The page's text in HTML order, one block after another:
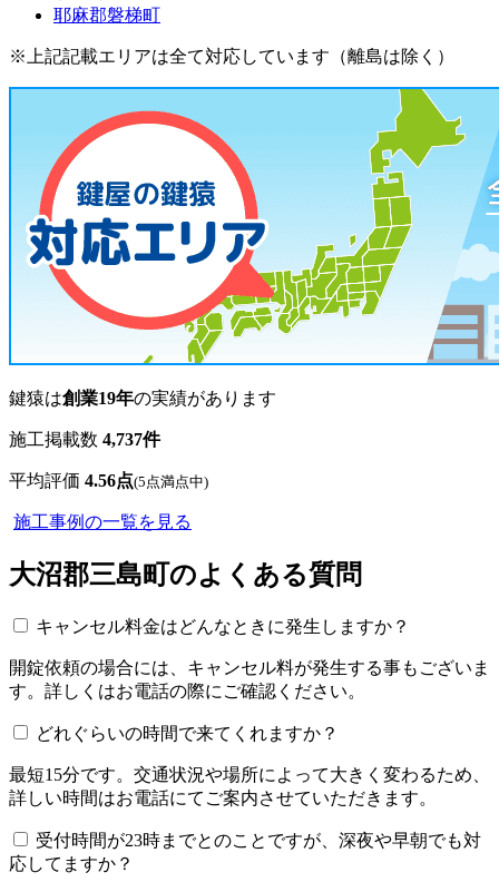
耶麻郡磐梯町
※上記記載エリアは全て対応しています（離島は除く）
鍵猿は創業19年の実績があります
施工掲載数 4,737件
平均評価 4.56点(5点満点中)
施工事例の一覧を見る
大沼郡三島町のよくある質問
キャンセル料金はどんなときに発生しますか？
開錠依頼の場合には、キャンセル料が発生する事もございま
す。詳しくはお電話の際にご確認ください。
どれぐらいの時間で来てくれますか？
最短15分です。交通状況や場所によって大きく変わるため、
詳しい時間はお電話にてご案内させていただきます。
受付時間が23時までとのことですが、深夜や早朝でも対
応してますか？